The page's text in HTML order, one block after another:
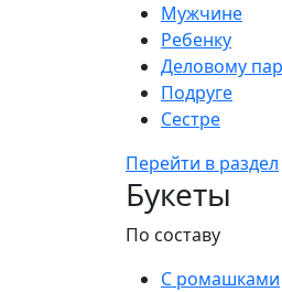
Мужчине
Ребенку
Деловому
Подруге
Сестре
Перейти в раздел
Букеты
По составу
С ромашками